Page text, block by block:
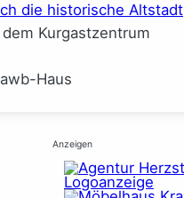
die historische Altstadt
Kurgastzentrum
awb-Haus
Anzeigen